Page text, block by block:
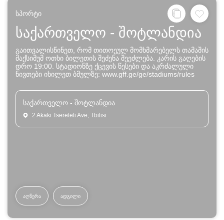
სპორტი
საქართველო - შოტლანდია
გაითვალისწინეთ, რომ თითოეულ მომხმარებელს თამაშის
მაქსიმუმ ოთხი ბილეთის შეძენა შეეძლება. კარის გაღების
დრო 19:00. სტადიონზე ქცევის წესები და აკრძალული
ნივთები იხილეთ ბმულზე: www.gff.ge/ge/stadiums/rules
საქართველო - შოტლანდია
2 Akaki Tsereteli Ave, Tbilisi
ᲐᲦᲬᲔᲠᲐ ᲐᲓᲒᲘᲚᲘ